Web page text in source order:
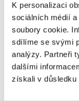
K personalizaci
sociálních médií
soubory cookie.
sdílíme se svými
analýzy. Partneři
dalšími
získali v důsledku
ALOve OC
Plzeňská 8, 150
tel.:
dnes
ALOve OC